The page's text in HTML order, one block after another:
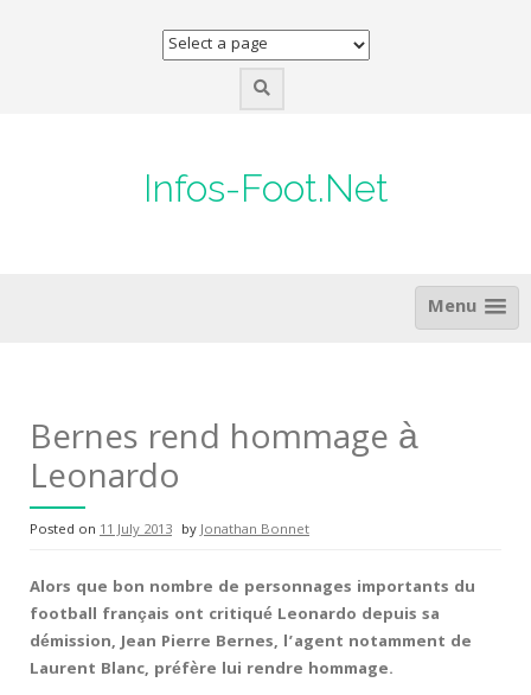
Infos-Foot.Net
Menu
Bernes rend hommage à
Leonardo
Posted on 11 July 2013 byJonathan Bonnet
Alors que bon nombre de personnages importants du
football français ont critiqué Leonardo depuis sa
démission, Jean Pierre Bernes, l’agent notamment de
Laurent Blanc, préfère lui rendre hommage.